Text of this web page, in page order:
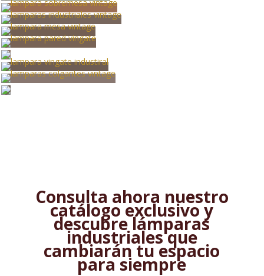
Consulta ahora nuestro
catálogo exclusivo y
descubre lámparas
industriales que
cambiarán tu espacio
para siempre